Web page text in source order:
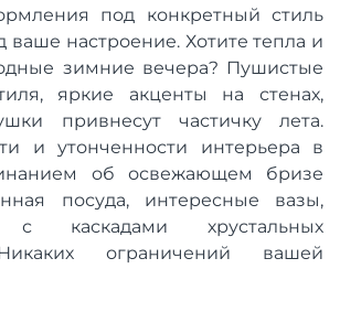
под конкретный стиль
ваше настроение. Хотите тепла и
зимние вечера? Пушистые
яркие акценты на стенах,
привнесут частичку лета.
и утонченности интерьера в
об освежающем бризе
посуда, интересные вазы,
с каскадами хрустальных
ограничений вашей